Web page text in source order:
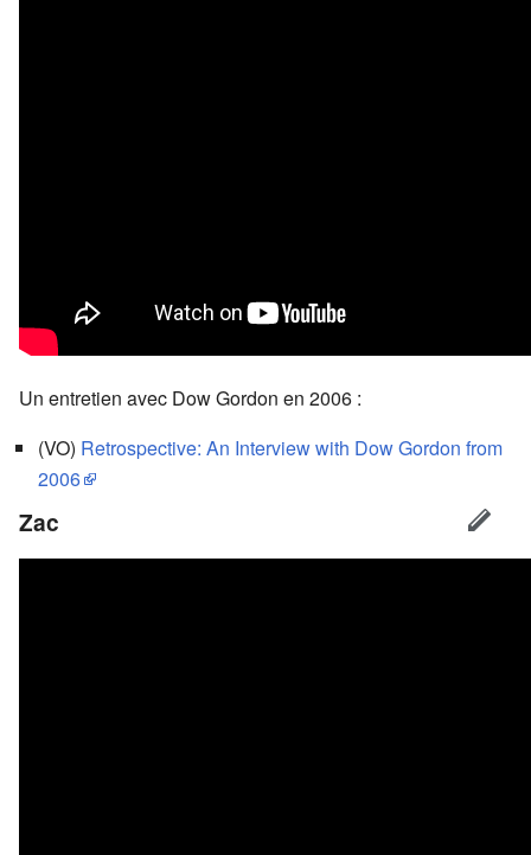
Un entretien avec Dow Gordon en 2006 :
(VO) Retrospective: An Interview with Dow Gordon from
2006
Zac